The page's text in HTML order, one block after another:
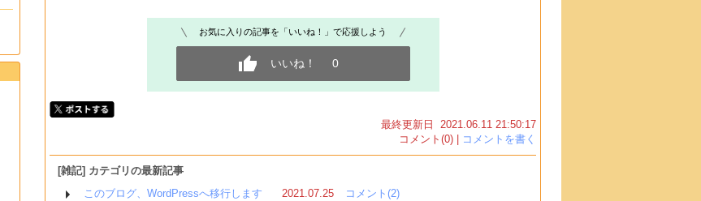
お気に入りの記事を「いいね！」で応援しよう
いいね！ 0
最終更新日 2021.06.11 21:50:17
コメント(0) |
コメントを書く
[雑記] カテゴリの最新記事
このブログ、WordPressへ移行します
2021.07.25 コメント(2)